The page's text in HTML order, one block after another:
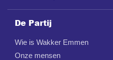
De Partij
Wie is Wakker Emmen
Onze mensen